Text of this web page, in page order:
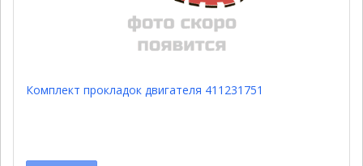
Комплект прокладок двигателя 411231751